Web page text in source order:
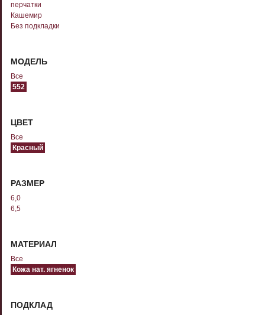
перчатки
Кашемир
Без подкладки
МОДЕЛЬ
Все
552
ЦВЕТ
Все
Красный
РАЗМЕР
6,0
6,5
МАТЕРИАЛ
Все
Кожа нат. ягненок
ПОДКЛАД